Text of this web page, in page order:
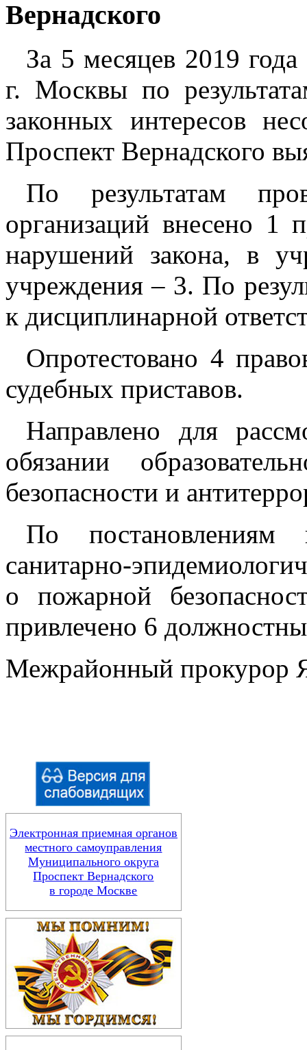
Вернадского
За 5 месяцев 2019
г. Москвы по
законных интересов
Проспект Вернадского
По результатам
организаций внесено 1
нарушений закона, в
учреждения – 3. По
к дисциплинарной
Опротестовано 4
судебных приставов.
Направлено для
обязании
безопасности и
По постановлениям
санитарно-
о пожарной
привлечено 6
Межрайонный прокурор
Электронная приемная органов
местного самоуправления
Муниципального округа
Проспект Вернадского
в городе Москве